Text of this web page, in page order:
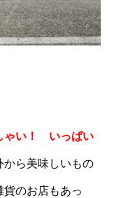
ゃい！ いっぱい
ら美味しいもの
のお店もあっ